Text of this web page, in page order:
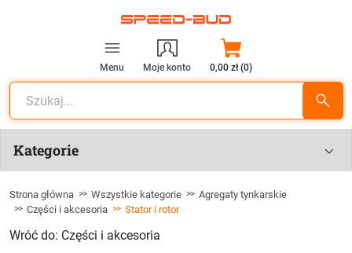
Menu Moje konto 0,00 zł (0)
Kategorie
Strona główna Wszystkie kategorie
Agregaty tynkarskie
Części i akcesoria
Stator i rotor
Wróć do: Części i akcesoria